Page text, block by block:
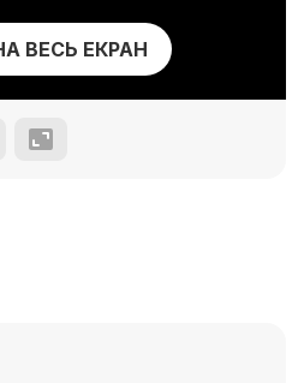
ВЕСЬ ЕКРАН